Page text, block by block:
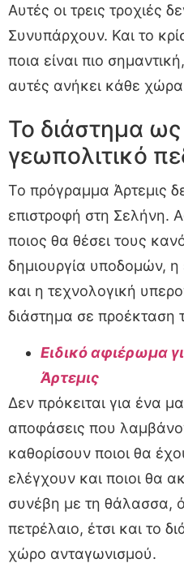
Αυτές οι τρεις τροχιές
Συνυπάρχουν. Και το
ποια είναι πιο
αυτές ανήκει κάθε
Το διάστημα
γεωπολιτικό
Το πρόγραμμα Άρτεμις
επιστροφή στη Σελήνη.
ποιος θα θέσει τους
δημιουργία υποδομών,
και η τεχνολογική
διάστημα σε προέκταση
Ειδικό αφιέρωμα
Άρτεμις
Δεν πρόκειται για ένα
αποφάσεις που
καθορίσουν ποιοι θα
ελέγχουν και ποιοι θα
συνέβη με τη θάλασσα,
πετρέλαιο, έτσι και το
χώρο ανταγωνισμού.